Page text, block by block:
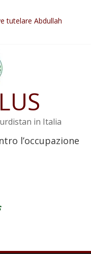
essere trasformata in
tutelare Abdullah
nuovo sotto minaccia
Apo ostacolerebbe
i crimini di guerra
in Italia
l’occupazione